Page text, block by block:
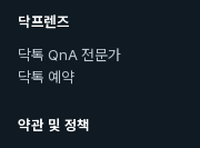
닥프렌즈
닥톡 QnA 전문가
닥톡 예약
약관 및 정책